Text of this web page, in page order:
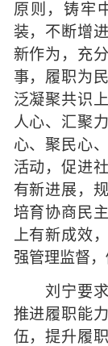
原则，铸牢
装，不断增
新作为，充
事，履职为
泛凝聚共识
人心、汇聚
心、聚民心
活动，促进
有新进展，
培育协商民
上有新成效
强管理监督，
刘宁要求
推进履职能
伍，提升履